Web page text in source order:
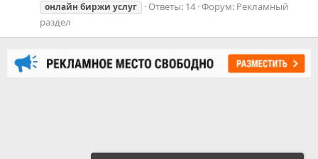
онлайн биржи услуг Ответы: 14 Форум: Рекламный
раздел